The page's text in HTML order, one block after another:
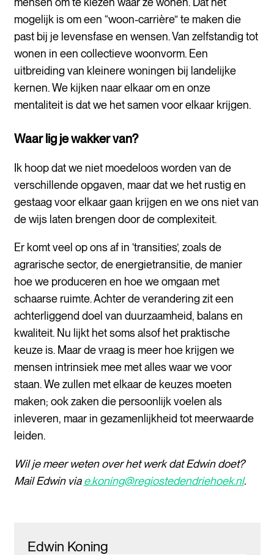
mogelijk is om een “woon-carrière” te maken die
past bij je levensfase en wensen. Van zelfstandig tot
wonen in een collectieve woonvorm. Een
uitbreiding van kleinere woningen bij landelijke
kernen. We kijken naar elkaar om en onze
mentaliteit is dat we het samen voor elkaar krijgen.
Waar lig je wakker van?
Ik hoop dat we niet moedeloos worden van de
verschillende opgaven, maar dat we het rustig en
gestaag voor elkaar gaan krijgen en we ons niet van
de wijs laten brengen door de complexiteit.
Er komt veel op ons af in ‘transities’, zoals de
agrarische sector, de energietransitie, de manier
hoe we produceren en hoe we omgaan met
schaarse ruimte. Achter de verandering zit een
achterliggend doel van duurzaamheid, balans en
kwaliteit. Nu lijkt het soms alsof het praktische
keuze is. Maar de vraag is meer hoe krijgen we
mensen intrinsiek mee met alles waar we voor
staan. We zullen met elkaar de keuzes moeten
maken; ook zaken die persoonlijk voelen als
inleveren, maar in gezamenlijkheid tot meerwaarde
leiden.
Wil je meer weten over het werk dat Edwin doet?
Mail Edwin viae.koning@regiostedendriehoek.nl.
Edwin Koning